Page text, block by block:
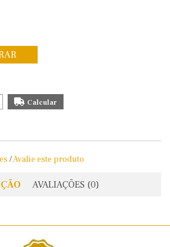
/Avalie este produto
AVALIAÇÕES (0)